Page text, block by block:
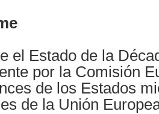
el Estado de la
por la Comisión
de los Estados
de la Unión